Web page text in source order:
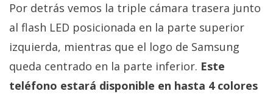
privacidad
/
Aviso
Legal
Por detrás vemos la triple cámara trasera junto
al flash LED posicionada en la parte superior
izquierda, mientras que el logo de Samsung
queda centrado en la parte inferior. Este
teléfono estará disponible en hasta 4 colores